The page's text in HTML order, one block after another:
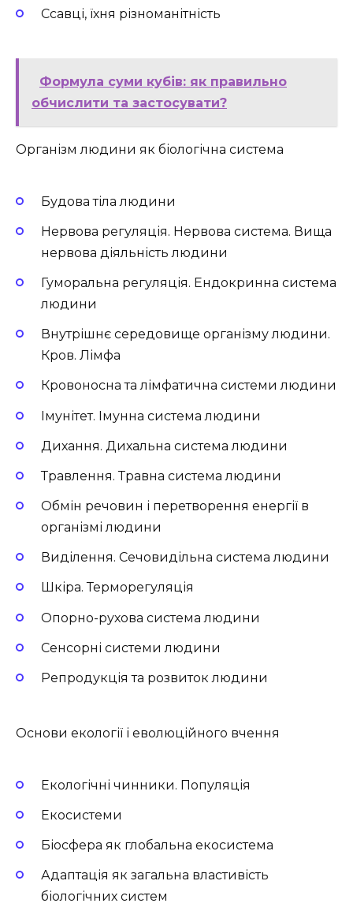
Ссавці, їхня різноманітність
Формула суми кубів: як правильно
обчислити та застосувати?
Організм людини як біологічна система
Будова тіла людини
Нервова регуляція. Нервова система. Вища
нервова діяльність людини
Гуморальна регуляція. Ендокринна система
людини
Внутрішнє середовище організму людини.
Кров. Лімфа
Кровоносна та лімфатична системи людини
Імунітет. Імунна система людини
Дихання. Дихальна система людини
Травлення. Травна система людини
Обмін речовин і перетворення енергії в
організмі людини
Виділення. Сечовидільна система людини
Шкіра. Терморегуляція
Опорно-рухова система людини
Сенсорні системи людини
Репродукція та розвиток людини
Основи екології і еволюційного вчення
Екологічні чинники. Популяція
Екосистеми
Біосфера як глобальна екосистема
Адаптація як загальна властивість
біологічних систем